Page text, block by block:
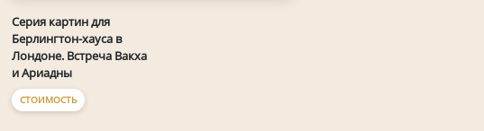
Серия картин для
Берлингтон-хауса в
Лондоне. Встреча Вакха
и Ариадны
СТОИМОСТЬ